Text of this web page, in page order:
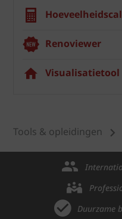
Renoviewer
Visualisatietool
Tools & opleidingen
Duurzame